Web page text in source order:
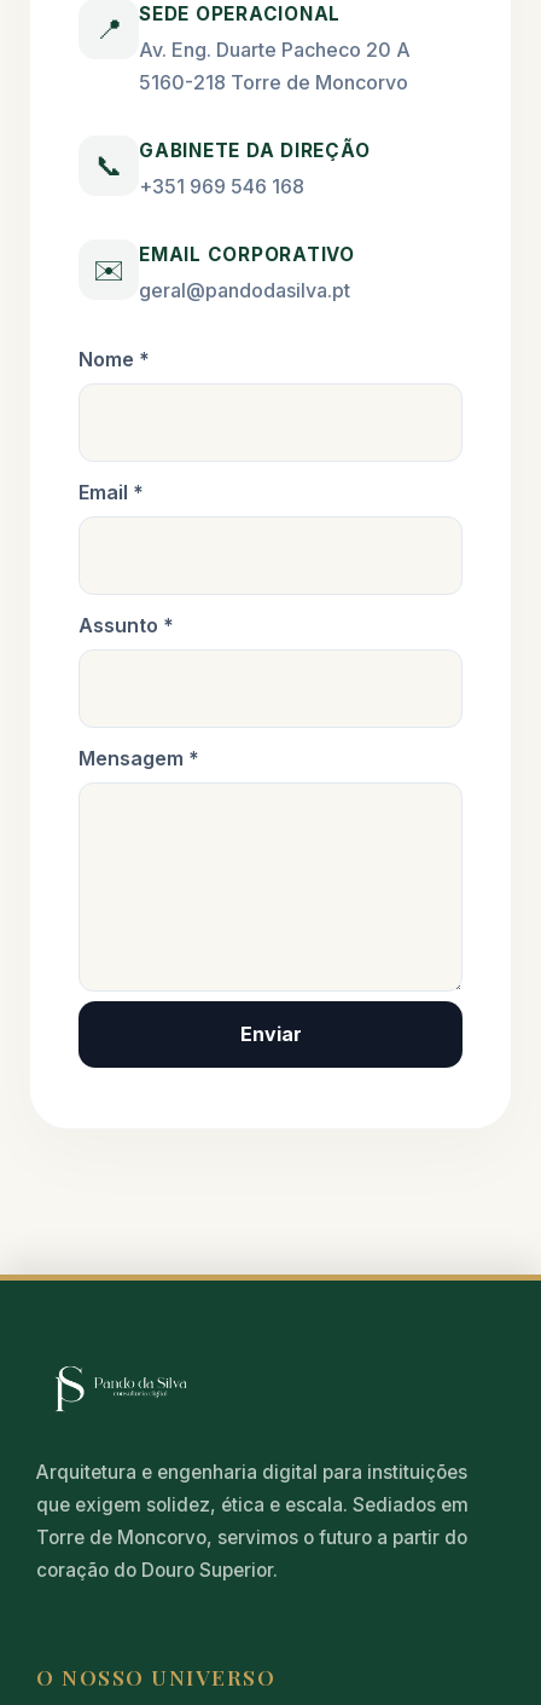
📍 SEDE OPERACIONAL
Av. Eng. Duarte Pacheco 20 A
5160-218 Torre de Moncorvo
📞 GABINETE DA DIREÇÃO
+351 969 546 168
✉️ EMAIL CORPORATIVO
geral@pandodasilva.pt
Nome *
Email *
Assunto *
Mensagem *
Enviar
Arquitetura e engenharia digital para instituições
que exigem solidez, ética e escala. Sediados em
Torre de Moncorvo, servimos o futuro a partir do
coração do Douro Superior.
O NOSSO UNIVERSO